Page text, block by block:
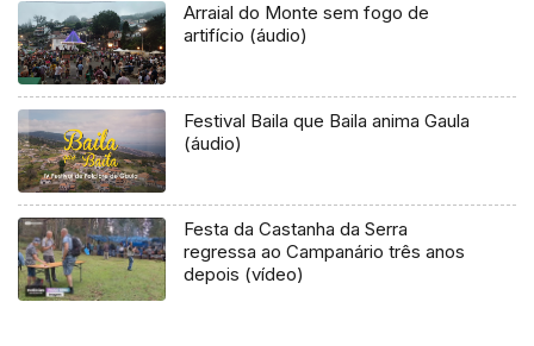
Arraial do Monte sem fogo de
artifício (áudio)
Festival Baila que Baila anima Gaula
(áudio)
Festa da Castanha da Serra
regressa ao Campanário três anos
depois (vídeo)